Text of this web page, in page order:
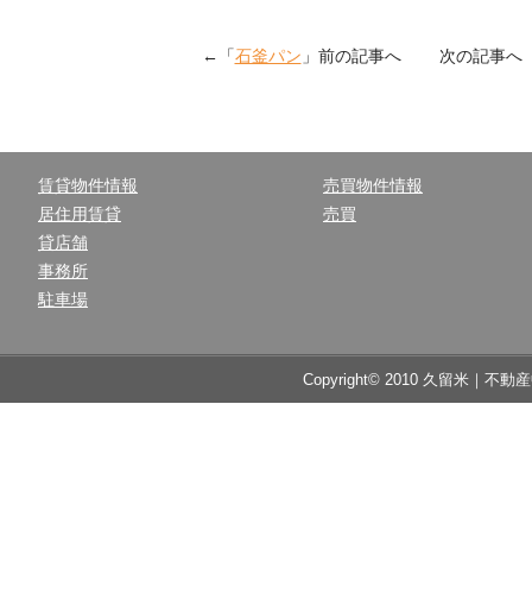
←「石釜パン 」前の記事へ 次の記事へ
賃貸物件情報
居住用賃貸
貸店舗
事務所
駐車場
売買物件情報
売買
Copyright© 2010 久留米｜不動